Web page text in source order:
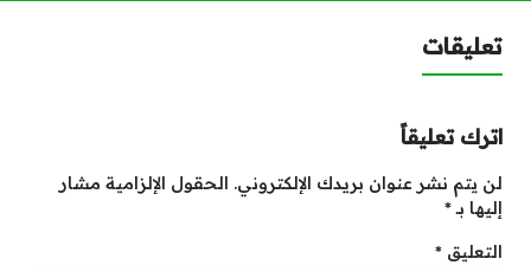
تعليقات
اترك تعليقاً
لن يتم نشر عنوان بريدك الإلكتروني. الحقول الإلزامية مشار
إليها بـ*
التعليق *